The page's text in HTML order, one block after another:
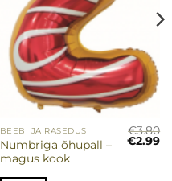
BEEBI JA RASEDUS
Numbriga õhupall –
magus kook
€3.80
Algne
€2.99
Sellel
tootel
on